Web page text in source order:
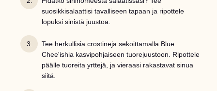
suosikkisalaattisi tavalliseen tapaan ja ripottele
lopuksi sinistä juustoa.
Tee herkullisia crostineja sekoittamalla Blue
Chee'ishia kasvipohjaiseen tuorejuustoon. Ripottele
päälle tuoreita yrttejä, ja vieraasi rakastavat sinua
siitä.